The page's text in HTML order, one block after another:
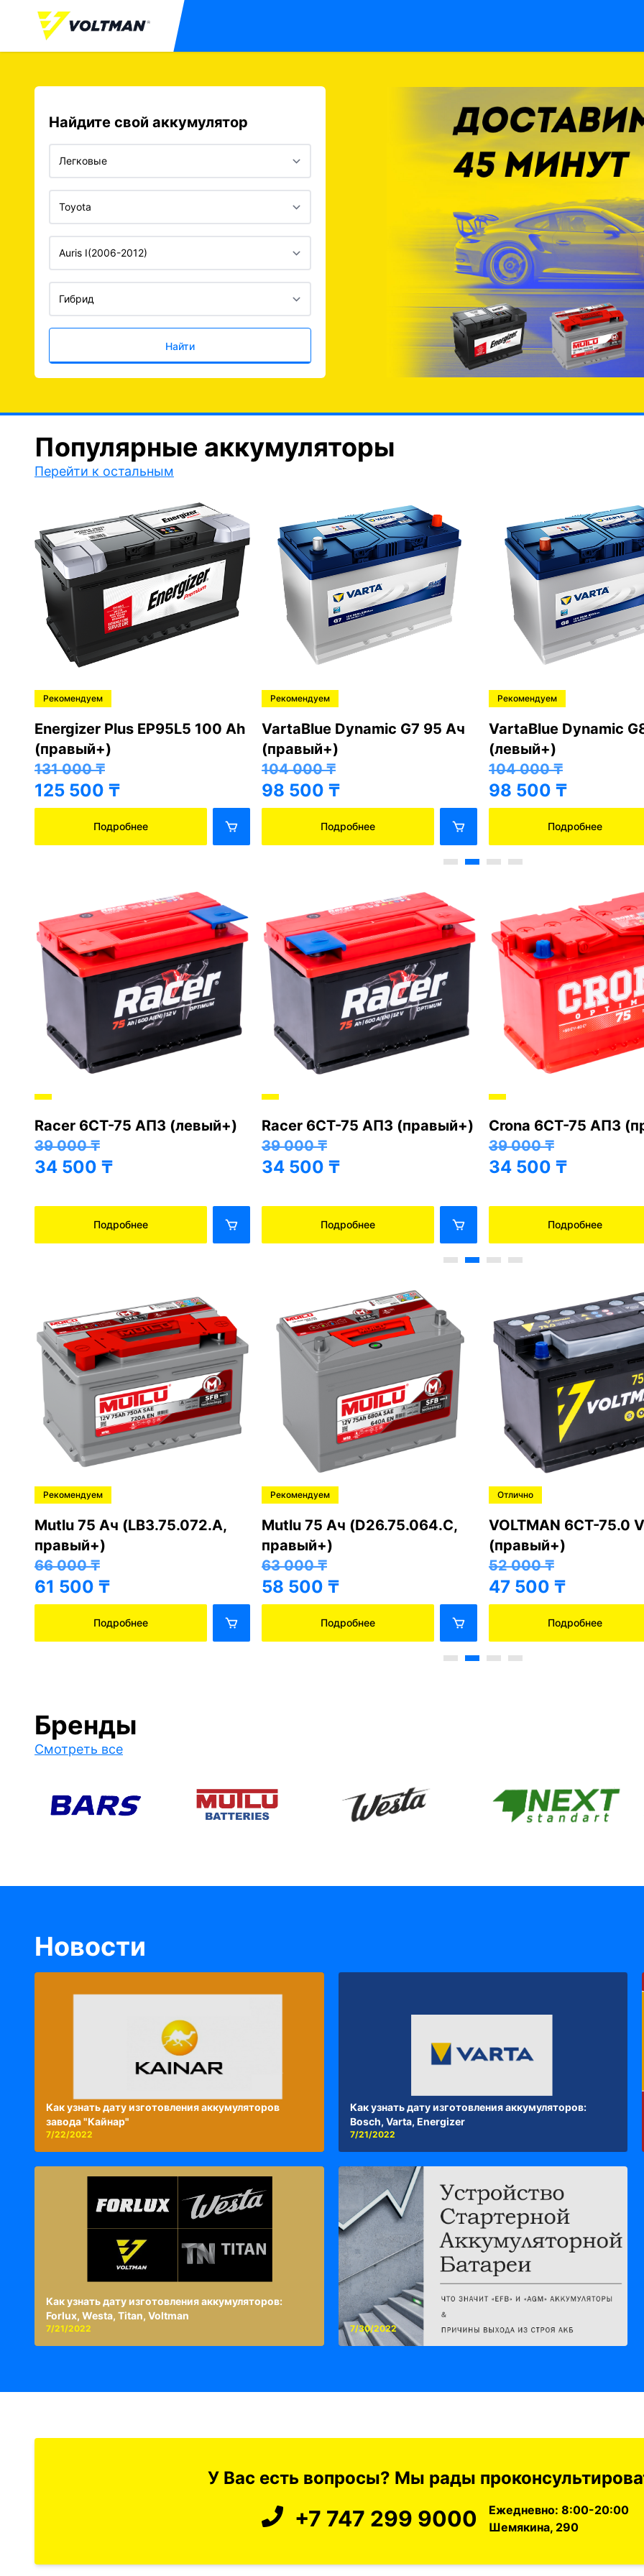
Найдите свой аккумулятор
Найти
Популярные аккумуляторы
Перейти к остальным
Рекомендуем
Energizer Plus EP95L5 100 Ah
(правый+)
131 000₸
125 500 ₸
Подробнее
Рекомендуем
VartaBlue Dynamic G7 95 Ач
(правый+)
104 000₸
98 500 ₸
Подробнее
Рекомендуем
VartaBlue Dynamic
(левый+)
104 000₸
98 500 ₸
Подробнее
Racer 6СТ-75 АПЗ (левый+)
39 000₸
34 500 ₸
Подробнее
Racer 6СТ-75 АПЗ (правый+)
39 000₸
34 500 ₸
Подробнее
Crona 6СТ-75 АПЗ
39 000₸
34 500 ₸
Подробнее
Рекомендуем
Mutlu 75 Ач (LB3.75.072.A,
правый+)
66 000₸
61 500 ₸
Подробнее
Рекомендуем
Mutlu 75 Ач (D26.75.064.C,
правый+)
63 000₸
58 500 ₸
Подробнее
Отлично
VOLTMAN 6CT-75.0
(правый+)
52 000₸
47 500 ₸
Подробнее
Бренды
Смотреть все
Новости
Как узнать дату изготовления аккумуляторов
завода "Кайнар"
7/22/2022
Как узнать дату изготовления аккумуляторов:
Bosch, Varta, Energizer
7/21/2022
Как узнать дату изготовления аккумуляторов:
Forlux, Westa, Titan, Voltman
7/21/2022 7/30/2022
У Вас есть вопросы? Мы рады
+7 747 299 9000
Ежедневно: 8:00-20:00
Шемякина, 290